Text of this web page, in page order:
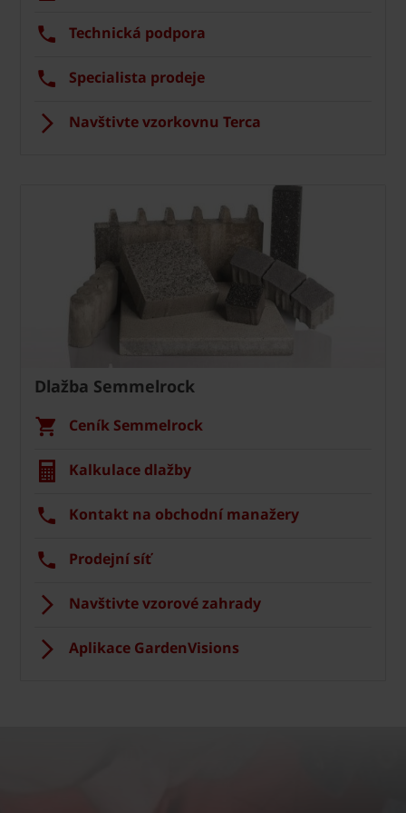
Technická podpora
Specialista prodeje
Navštivte vzorkovnu Terca
Dlažba Semmelrock
Ceník Semmelrock
Kalkulace dlažby
Kontakt na obchodní manažery
Prodejní síť
Navštivte vzorové zahrady
Aplikace GardenVisions